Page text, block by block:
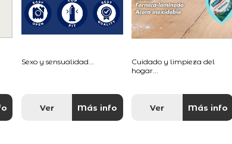
Sexo y sensualidad...
Ver Más info
Cuidado y limpieza del
hogar...
Ver Más info